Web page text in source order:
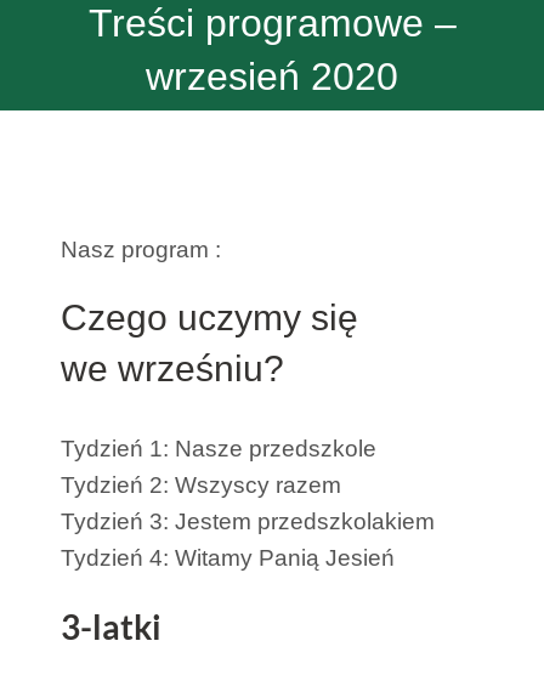
Treści programowe –
wrzesień 2020
Nasz program :
Czego uczymy się
we wrześniu?
Tydzień 1: Nasze przedszkole
Tydzień 2: Wszyscy razem
Tydzień 3: Jestem przedszkolakiem
Tydzień 4: Witamy Panią Jesień
3-latki